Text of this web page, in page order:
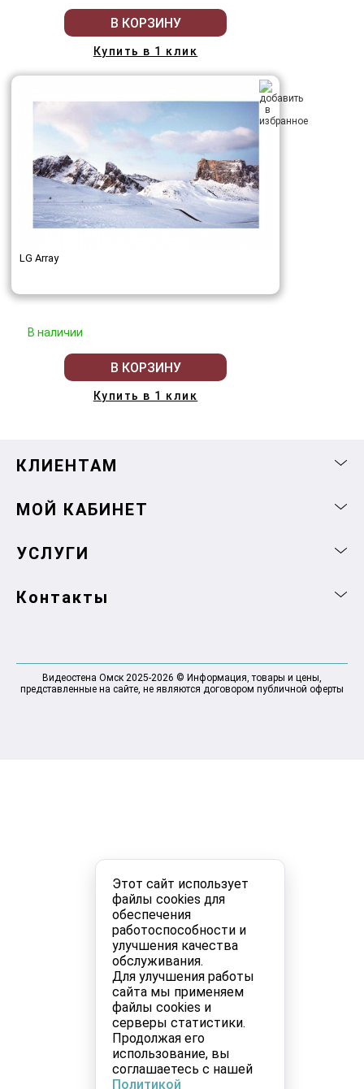
Этот сайт использует
файлы cookies для
обеспечения
работоспособности и
улучшения качества
обслуживания.
Для улучшения работы
сайта мы применяем
файлы cookies и
серверы статистики.
Продолжая его
использование, вы
соглашаетесь с нашей
Политикой
В КОРЗИНУ
Купить в 1 клик
LG Array
В наличии
В КОРЗИНУ
Купить в 1 клик
КЛИЕНТАМ
МОЙ КАБИНЕТ
УСЛУГИ
Контакты
Видеостена Омск 2025-2026 © Информация, товары и цены,
представленные на сайте, не являются договором публичной оферты